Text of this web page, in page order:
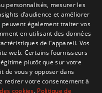
Support Dédié
personnalisés, mesurer les
d’audience et améliorer
peuvent également traiter vos
en utilisant des données
de l’appareil. Vos
web. Certains fournisseurs
plutôt que sur votre
de vous y opposer dans
retirer votre consentement à
cookies. Politique de